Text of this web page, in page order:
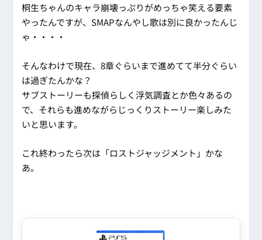
桐生ちゃんのキャラ崩壊っぷりがめっちゃ笑える要素
やったんですが、SMAPなんやし歌は別に良かったんじ
ゃ・・・・
そんなわけで現在、8章ぐらいまで進めてて半分ぐらい
は過ぎたんかな？
サブストーリーも探偵らしく浮気調査とか色々あるの
で、それらも進めながらじっくりストーリー楽しみた
いと思います。
これ終わったら次は「ロストジャッジメント」かな
あ。